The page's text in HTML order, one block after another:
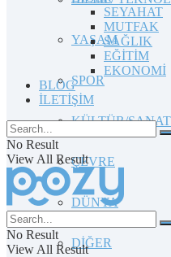
YAŞAM
SPOR
KÜLTÜR/SANAT
ÇEVRE
DÜNYA
DİĞER
SEYAHAT
MUTFAK
SAĞLIK
EĞİTİM
EKONOMİ
BLOG
İLETİŞİM
No Result
View All Result
No Result
View All Result